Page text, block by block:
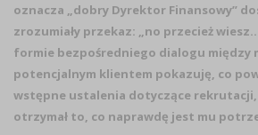
oznacza „dobry Dyrektor Finansowy”
zrozumiały przekaz: „no przecież
formie bezpośredniego dialogu między
potencjalnym klientem pokazuję, co
wstępne ustalenia dotyczące
otrzymał to, co naprawdę jest mu